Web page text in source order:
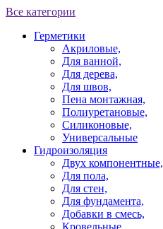
Все категории
Герметики
Акриловые,
Для ванной,
Для дерева,
Для швов,
Пена монтажная,
Полиуретановые,
Силиконовые,
Универсальные
Гидроизоляция
Двух компонентные,
Для пола,
Для стен,
Для фундамента,
Добавки в смесь,
Кровельные,